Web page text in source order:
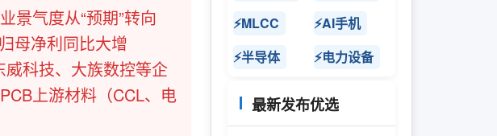
景气度从“预期”转向
母净利同比大增
科技、大族数控等企
上游材料（CCL、电
⚡MLCC
⚡AI手机
⚡半导体
⚡电力设备
最新发布优选